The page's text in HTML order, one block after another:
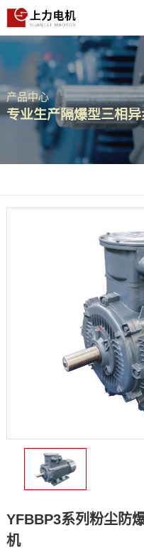
产品中心
专业生产隔爆型三相
YFBBP3系列粉尘防
机